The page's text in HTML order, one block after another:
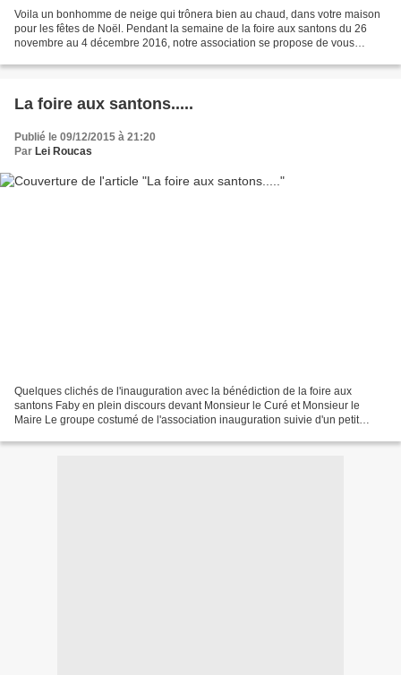
Voila un bonhomme de neige qui trônera bien au chaud, dans votre maison
pour les fêtes de Noël. Pendant la semaine de la foire aux santons du 26
novembre au 4 décembre 2016, notre association se propose de vous
La foire aux santons.....
Publié le 09/12/2015 à 21:20
Par Lei Roucas
Quelques clichés de l'inauguration avec la bénédiction de la foire aux
santons Faby en plein discours devant Monsieur le Curé et Monsieur le
Maire Le groupe costumé de l'association inauguration suivie d'un petit